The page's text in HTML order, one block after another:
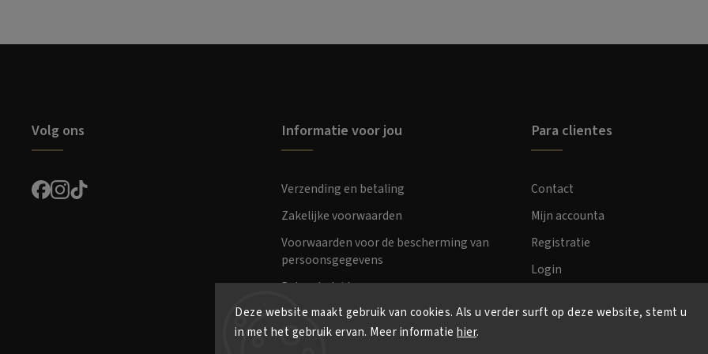
Deze website maakt gebruik van cookies. Als u verder surft op deze website, stemt u
in met het gebruik ervan. Meer informatie hier.
Volg ons Informatie voor jou
Verzending en betaling
Zakelijke voorwaarden
Voorwaarden voor de bescherming van
persoonsgegevens
Retourbeleid
Para clientes
Contact
Mijn accounta
Registratie
Login